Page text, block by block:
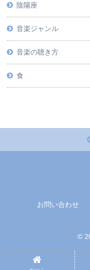
陰陽座
音楽ジャンル
音楽の聴き方
食
お問い合わせ
©